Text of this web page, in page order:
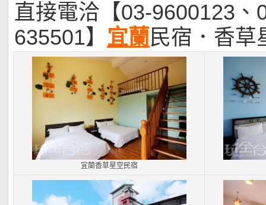
直接電洽【03-9600123、
635501】 宜蘭民宿．香草
宜蘭香草星空民宿